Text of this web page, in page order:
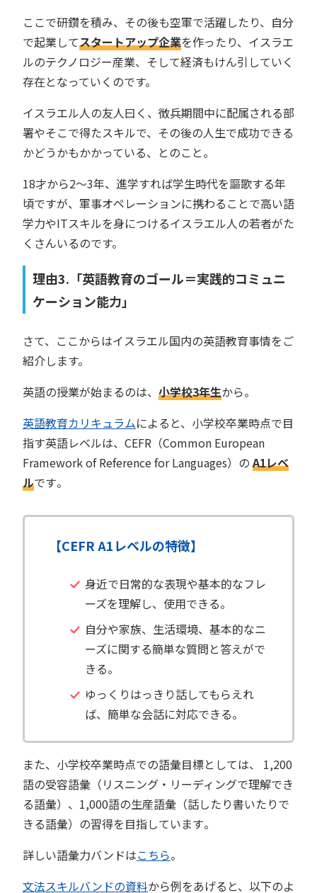
ここで研鑽を積み、その後も空軍で活躍したり、自分
で起業してスタートアップ企業を作ったり、イスラエ
ルのテクノロジー産業、そして経済もけん引していく
存在となっていくのです。
イスラエル人の友人曰く、徴兵期間中に配属される部
署やそこで得たスキルで、その後の人生で成功できる
かどうかもかかっている、とのこと。
18才から2～3年、進学すれば学生時代を謳歌する年
頃ですが、軍事オペレーションに携わることで高い語
学力やITスキルを身につけるイスラエル人の若者がた
くさんいるのです。
理由3.「英語教育のゴール＝実践的コミュニ
ケーション能力」
さて、ここからはイスラエル国内の英語教育事情をご
紹介します。
英語の授業が始まるのは、 小学校3年生から。
英語教育カリキュラムによると、小学校卒業時点で目
指す英語レベルは、CEFR（Common European
Framework of Reference for Languages）のA1レベ
ルです​。
【CEFR A1レベルの特徴】
身近で日常的な表現や基本的なフレ
ーズを理解し、使用できる。
自分や家族、生活環境、基本的なニ
ーズに関する簡単な質問と答えがで
きる。
ゆっくりはっきり話してもらえれ
ば、簡単な会話に対応できる。
また、小学校卒業時点での語彙目標としては、 1,200
語の受容語彙（リスニング・リーディングで理解でき
る語彙）、1,000語の生産語彙（話したり書いたりで
きる語彙）の習得を目指しています​。
詳しい語彙力バンドはこちら。
文法スキルバンドの資料から例をあげると、以下のよ